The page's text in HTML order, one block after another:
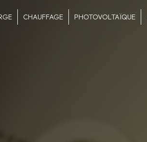
CHAUFFAGE PHOTOVOLTAÏQUE